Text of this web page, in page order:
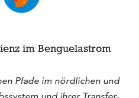
im Benguelastrom
Pfade im nördlichen und